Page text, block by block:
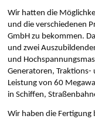
Wir hatten die
und die verschiedenen
GmbH zu bekommen.
und zwei
und
Generatoren, Traktions-
Leistung von 60
in Schiffen,
Wir haben die